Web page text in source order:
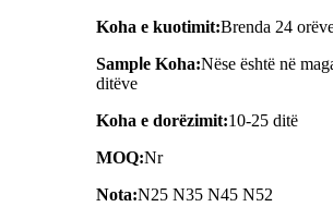
Koha e kuotimit:Brenda 24
Samp e Koha:Nëse është në
ditëve
Koha e dorëzimit:10-25 ditë
MOQ:Nr
Nota:N25 N35 N45 N52